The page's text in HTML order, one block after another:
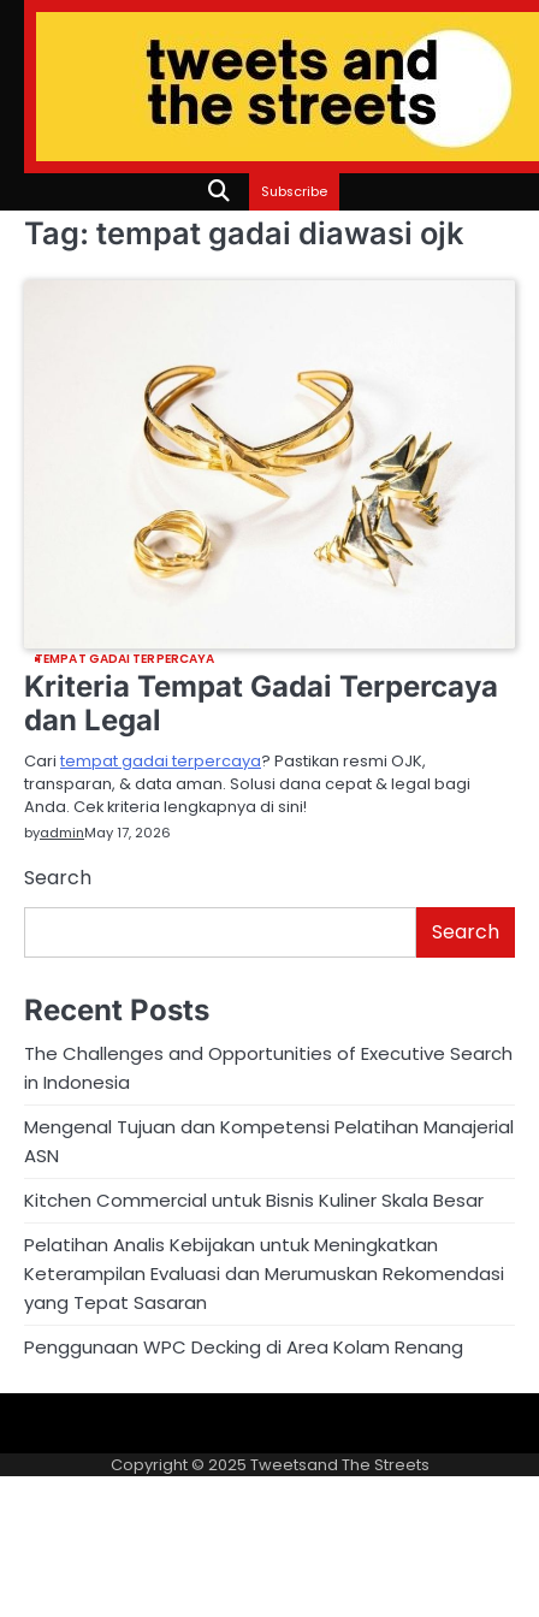
Skip
Subscribe
Tag: tempat gadai diawasi ojk
TEMPAT GADAI TERPERCAYA
Kriteria Tempat Gadai Terpercaya
dan Legal
Cari tempat gadai terpercaya? Pastikan resmi OJK,
transparan, & data aman. Solusi dana cepat & legal bagi
Anda. Cek kriteria lengkapnya di sini!
byadminMay 17, 2026
Search
Search
Recent Posts
The Challenges and Opportunities of Executive Search
in Indonesia
Mengenal Tujuan dan Kompetensi Pelatihan Manajerial
ASN
Kitchen Commercial untuk Bisnis Kuliner Skala Besar
Pelatihan Analis Kebijakan untuk Meningkatkan
Keterampilan Evaluasi dan Merumuskan Rekomendasi
yang Tepat Sasaran
Penggunaan WPC Decking di Area Kolam Renang
US
Policy
Copyright © 2025 Tweetsand The Streets